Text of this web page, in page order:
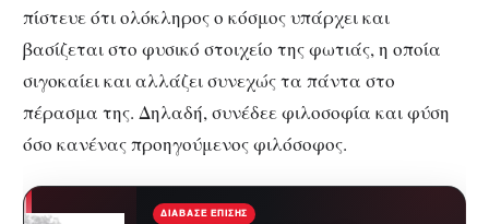
πίστευε ότι ολόκληρος ο κόσμος υπάρχει και
βασίζεται στο φυσικό στοιχείο της φωτιάς, η οποία
σιγοκαίει και αλλάζει συνεχώς τα πάντα στο
πέρασμα της. Δηλαδή, συνέδεε φιλοσοφία και φύση
όσο κανένας προηγούμενος φιλόσοφος.
ΔΙΆΒΑΣΕ ΕΠΊΣΗΣ